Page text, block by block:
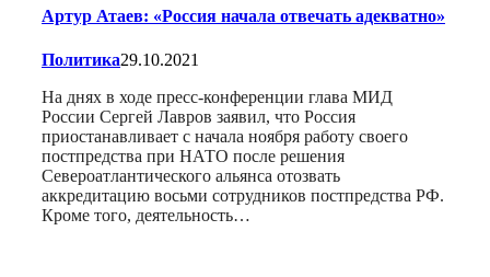
Артур Атаев: «Россия начала отвечать адекватно»
Политика29.10.2021
На днях в ходе пресс-конференции глава МИД
России Сергей Лавров заявил, что Россия
приостанавливает с начала ноября работу своего
постпредства при НАТО после решения
Североатлантического альянса отозвать
аккредитацию восьми сотрудников постпредства РФ.
Кроме того, деятельность…